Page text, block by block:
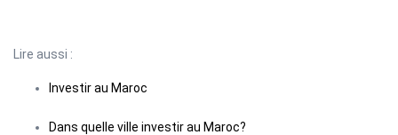
Lire aussi :
Investir au Maroc
Dans quelle ville investir au Maroc?